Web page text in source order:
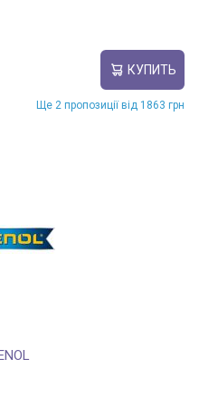
КУПИТЬ
Ще 2 пропозиції від 1863 грн